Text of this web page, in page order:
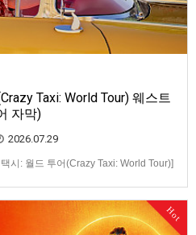
Taxi: World Tour) 웨스트
자막)
2026.07.29
시: 월드 투어(Crazy Taxi: World Tour)]
Hot